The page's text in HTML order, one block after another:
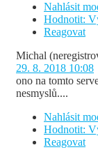
Nahlásit
Hodnotit:
Reagovat
Michal
29. 8. 2018 10:08
ono na tomto
nesmyslů....
Nahlásit
Hodnotit:
Reagovat